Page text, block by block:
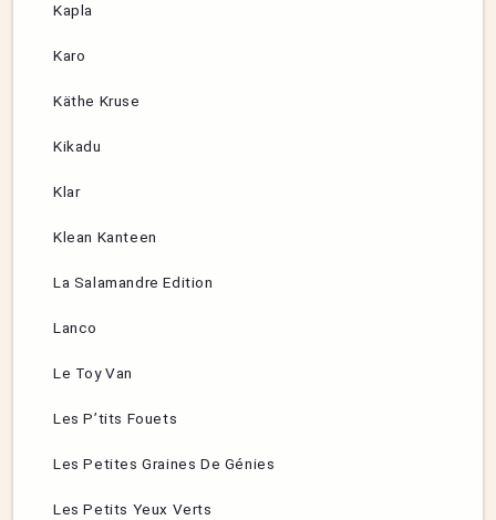
Kapla
Karo
Käthe Kruse
Kikadu
Klar
Klean Kanteen
La Salamandre Edition
Lanco
Le Toy Van
Les P’tits Fouets
Les Petites Graines De Génies
Les Petits Yeux Verts